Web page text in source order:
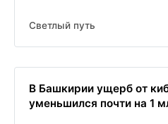
Светлый путь
В Башкирии ущерб от
уменьшился почти на 1